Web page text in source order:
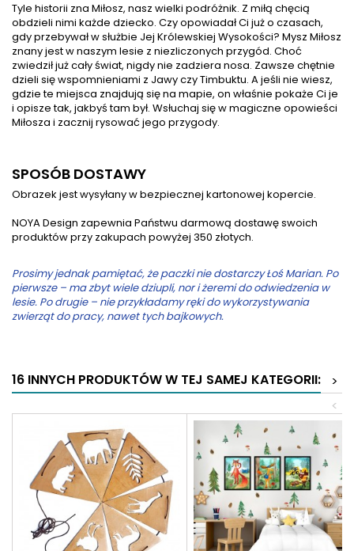
Tyle historii zna Miłosz, nasz wielki podróżnik. Z miłą chęcią
obdzieli nimi każde dziecko. Czy opowiadał Ci już o czasach,
gdy przebywał w służbie Jej Królewskiej Wysokości? Mysz Miłosz
znany jest w naszym lesie z niezliczonych przygód. Choć
zwiedził już cały świat, nigdy nie zadziera nosa. Zawsze chętnie
dzieli się wspomnieniami z Jawy czy Timbuktu. A jeśli nie wiesz,
gdzie te miejsca znajdują się na mapie, on właśnie pokaże Ci je
i opisze tak, jakbyś tam był. Wsłuchaj się w magiczne opowieści
Miłosza i zacznij rysować jego przygody.
SPOSÓB DOSTAWY
Obrazek jest wysyłany w bezpiecznej kartonowej kopercie.
NOYA Design zapewnia Państwu darmową dostawę swoich
produktów przy zakupach powyżej 350 złotych.
Prosimy jednak pamiętać, że paczki nie dostarczy Łoś Marian. Po
pierwsze – ma zbyt wiele dziupli, nor i żeremi do odwiedzenia w
lesie. Po drugie – nie przykładamy ręki do wykorzystywania
zwierząt do pracy, nawet tych bajkowych.
16 INNYCH PRODUKTÓW W TEJ SAMEJ KATEGORII:
>
<